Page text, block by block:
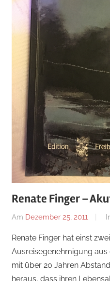
Renate Finger –
Am Dezember 25, 2011
Renate Finger hat einst
Ausreisegenehmigung aus
mit über 20 Jahren
heraus, dass ihren